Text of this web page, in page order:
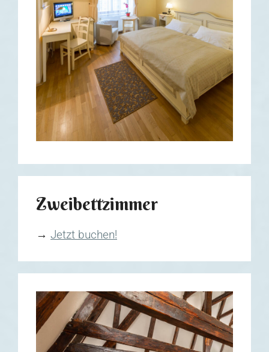
Zweibettzimmer
→ Jetzt buchen!